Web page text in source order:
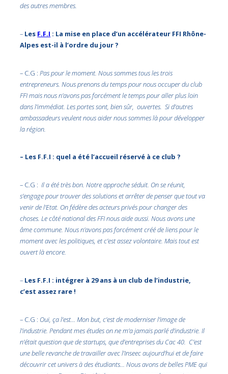
des autres membres.
– Les F.F.I : La mise en place d’un accélérateur FFI Rhône-
Alpes est-il à l’ordre du jour ?
– C.G :Pas pour le moment. Nous sommes tous les trois
entrepreneurs. Nous prenons du temps pour nous occuper du club
FFI mais nous n’avons pas forcément le temps pour aller plus loin
dans l’immédiat. Les portes sont, bien sûr, ouvertes. Si d’autres
ambassadeurs veulent nous aider nous sommes là pour développer
la région.
– Les F.F.I : quel a été l’accueil réservé à ce club ?
– C.G :Il a été très bon. Notre approche séduit. On se réunit,
s’engage pour trouver des solutions et arrêter de penser que tout va
venir de l’Etat. On fédère des acteurs privés pour changer des
choses. Le côté national des FFI nous aide aussi. Nous avons une
âme commune. Nous n’avons pas forcément créé de liens pour le
moment avec les politiques, et c’est assez volontaire. Mais tout est
ouvert là encore.
– Les F.F.I : intégrer à 29 ans à un club de l’industrie,
c’est assez rare !
– C.G : Oui, ça l’est… Mon but, c’est de moderniser l’image de
l’industrie. Pendant mes études on ne m’a jamais parlé d’industrie. Il
n’était question que de startups, que d’entreprises du Cac 40. C’est
une belle revanche de travailler avec l’Inseec aujourd’hui et de faire
découvrir cet univers à des étudiants… Nous avons de belles PME qui